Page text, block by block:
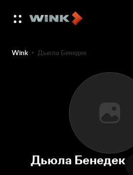
Wink Дьюла Бенедек
Дьюла Бенедек